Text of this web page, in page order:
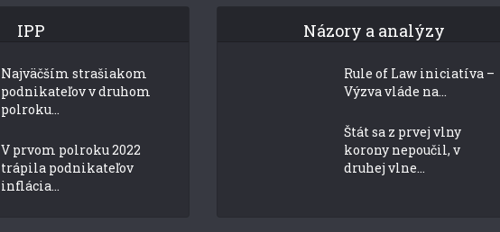
IPP
Najväčším strašiakom
podnikateľov v druhom
polroku...
V prvom polroku 2022
trápila podnikateľov
inflácia...
Názory a analýzy
Rule of Law iniciatíva –
Výzva vláde na...
Štát sa z prvej vlny
korony nepoučil, v
druhej vlne...